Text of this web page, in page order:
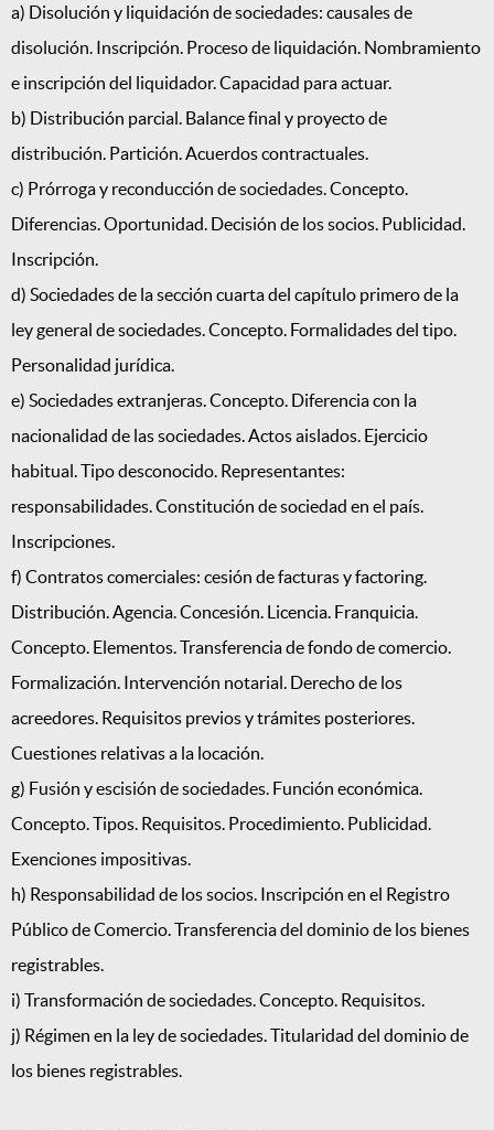
a) Disolución y liquidación de sociedades: causales de
disolución. Inscripción. Proceso de liquidación. Nombramiento
e inscripción del liquidador. Capacidad para actuar.
b) Distribución parcial. Balance final y proyecto de
distribución. Partición. Acuerdos contractuales.
c) Prórroga y reconducción de sociedades. Concepto.
Diferencias. Oportunidad. Decisión de los socios. Publicidad.
Inscripción.
d) Sociedades de la sección cuarta del capítulo primero de la
ley general de sociedades. Concepto. Formalidades del tipo.
Personalidad jurídica.
e) Sociedades extranjeras. Concepto. Diferencia con la
nacionalidad de las sociedades. Actos aislados. Ejercicio
habitual. Tipo desconocido. Representantes:
responsabilidades. Constitución de sociedad en el país.
Inscripciones.
f) Contratos comerciales: cesión de facturas y factoring.
Distribución. Agencia. Concesión. Licencia. Franquicia.
Concepto. Elementos. Transferencia de fondo de comercio.
Formalización. Intervención notarial. Derecho de los
acreedores. Requisitos previos y trámites posteriores.
Cuestiones relativas a la locación.
g) Fusión y escisión de sociedades. Función económica.
Concepto. Tipos. Requisitos. Procedimiento. Publicidad.
Exenciones impositivas.
h) Responsabilidad de los socios. Inscripción en el Registro
Público de Comercio. Transferencia del dominio de los bienes
registrables.
i) Transformación de sociedades. Concepto. Requisitos.
j) Régimen en la ley de sociedades. Titularidad del dominio de
los bienes registrables.